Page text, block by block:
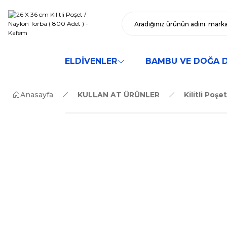
ELDİVENLER BAMBU VE DOĞA
Anasayfa KULLAN AT ÜRÜNLER Kilitli